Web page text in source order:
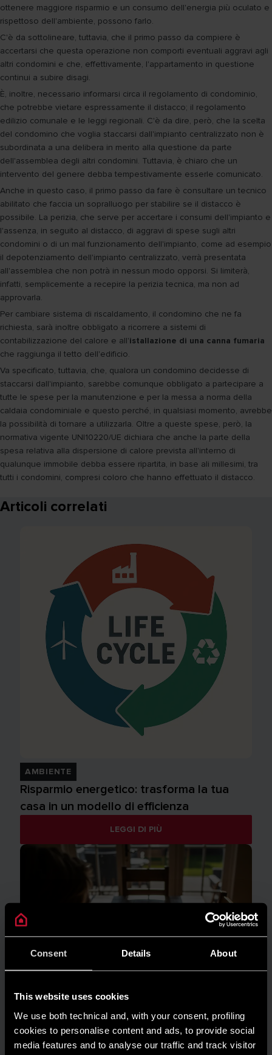
Consent Details About
This website uses cookies
We use both technical and, with your consent, profiling
cookies to personalise content and ads, to provide social
media features and to analyse our traffic and track visitor
ottenere maggiore risparmio e un consumo dell'energia più oculato e
rispettoso dell'ambiente, possono farlo.
C'è da sottolineare, tuttavia, che il primo passo da compiere è
accertarsi che questa operazione non comporti eventuali aggravi agli
altri condomini e che, effettivamente, l'appartamento in questione
continui a subire disagi.
È, inoltre, necessario informarsi circa il regolamento di condominio,
che potrebbe vietare espressamente il distacco; il regolamento
edilizio comunale e le leggi regionali. C'è da dire, però, che la scelta
del condomino che voglia staccarsi dall'impianto centralizzato non è
subordinata a una delibera in merito alla questione da parte
dell'assemblea degli altri condomini. Tuttavia, è chiaro che un
intervento del genere debba tempestivamente esserle comunicato.
Anche in questo caso, il primo passo da fare è consultare un tecnico
abilitato che faccia un sopralluogo per stabilire se il distacco è
possibile. La perizia, che serve per accertare i consumi dell'impianto e
l'assenza, in seguito al distacco, di aggravi di spese sugli altri
condomini o di un mal funzionamento dell'impianto, come ad esempio
il depotenziamento dell'impianto centralizzato, verrà presentata
all'assemblea che non potrà in nessun modo opporsi. Si limiterà,
infatti, semplicemente a recepire la perizia tecnica, ma non ad
approvarla.
Per cambiare sistema di riscaldamento, il condomino che ne fa
richiesta, sarà inoltre obbligato a ricorrere a sistemi di
contabilizzazione del calore e all'istallazione di una canna fumaria
che raggiunga il tetto dell'edificio.
Va specificato, tuttavia, che, qualora un condomino decidesse di
staccarsi dall'impianto, sarebbe comunque obbligato a partecipare a
tutte le spese per la manutenzione e per la messa a norma della
caldaia condominiale e questo perché, in qualsiasi momento, avrebbe
la possibilità di tornare a utilizzarla. Oltre a queste spese, però, la
normativa vigente UNI10220/UE dichiara che anche la parte della
spesa relativa alla dispersione di calore prevista all'interno di
qualunque immobile debba essere ripartita, in base ali millesimi, tra
tutti i condomini, compresi coloro che hanno effettuato il distacco.
Articoli correlati
AMBIENTE
Risparmio energetico: trasforma la tua
casa in un modello di efficienza
LEGGI DI PIÙ